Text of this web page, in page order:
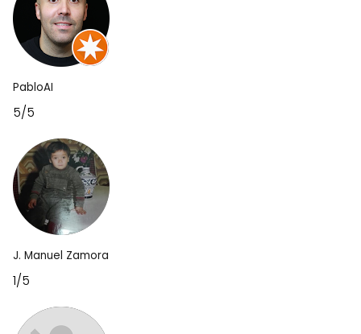
PabloAI
5/5
J. Manuel Zamora
1/5